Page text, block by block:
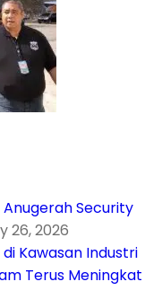
Anugerah Security
26, 2026
Kawasan Industri
Terus Meningkat